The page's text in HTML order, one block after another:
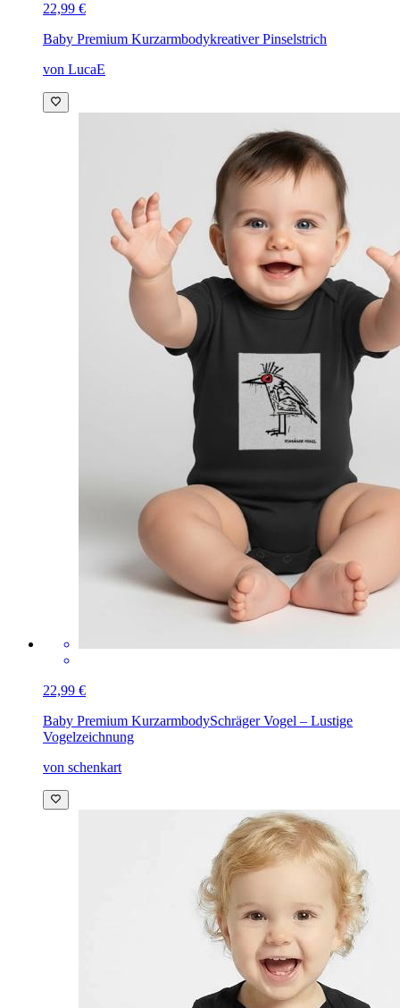
22,99 €
Baby Premium Kurzarmbodykreativer Pinselstrich
von LucaE
22,99 €
Baby Premium KurzarmbodySchräger Vogel – Lustige
Vogelzeichnung
von schenkart